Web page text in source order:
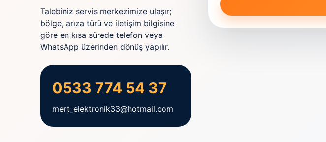
Talebiniz servis merkezimize ulaşır;
bölge, arıza türü ve iletişim bilgisine
göre en kısa sürede telefon veya
WhatsApp üzerinden dönüş yapılır.
0533 774 54 37
mert_elektronik33@hotmail.com